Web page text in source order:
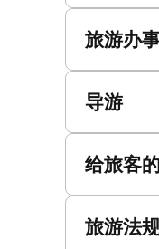
旅游办
导游
给旅客
旅游法